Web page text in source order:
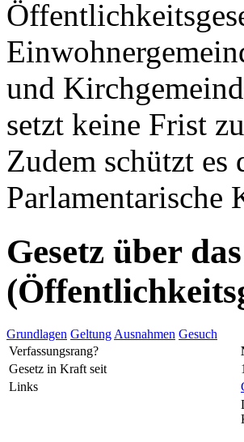
und
setzt keine Frist
Zudem schützt
Parlamentarische
Gesetz über
Grundlagen Geltung Ausnahmen Gesuch
Verfassungsrang?
Gesetz in Kraft seit
Links